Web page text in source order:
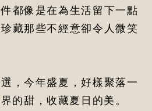
都像是在為生活留下一點
藏那些不經意卻令人微笑
，今年盛夏，好樣聚落一
的甜，收藏夏日的美。